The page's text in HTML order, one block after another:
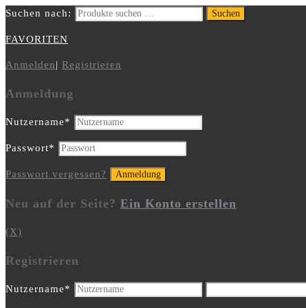
Suchen nach: Suchen
FAVORITEN
Anmelden| Registrieren
Anmeldung
Nutzername*
Passwort*
Passwort vergessen?
Neu auf der Seite? Ein Konto erstellen
(X)
Registrieren
Nutzername*